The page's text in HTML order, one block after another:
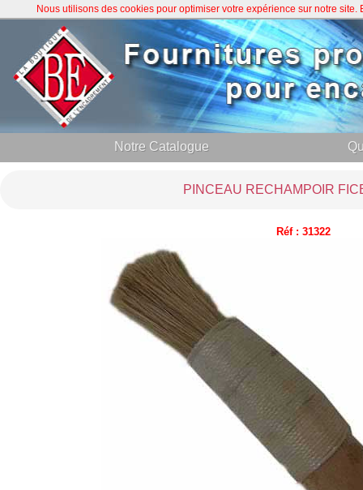
Notre Catalogue
PINCEAU RECHAMPOIR
Réf : 31322
Nous utilisons des cookies pour optimiser votre expérience sur notre